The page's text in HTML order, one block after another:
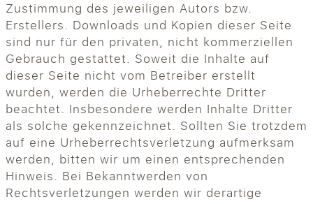
Zustimmung des jeweiligen Autors bzw.
Erstellers. Downloads und Kopien dieser Seite
sind nur für den privaten, nicht kommerziellen
Gebrauch gestattet. Soweit die Inhalte auf
dieser Seite nicht vom Betreiber erstellt
wurden, werden die Urheberrechte Dritter
beachtet. Insbesondere werden Inhalte Dritter
als solche gekennzeichnet. Sollten Sie trotzdem
auf eine Urheberrechtsverletzung aufmerksam
werden, bitten wir um einen entsprechenden
Hinweis. Bei Bekanntwerden von
Rechtsverletzungen werden wir derartige